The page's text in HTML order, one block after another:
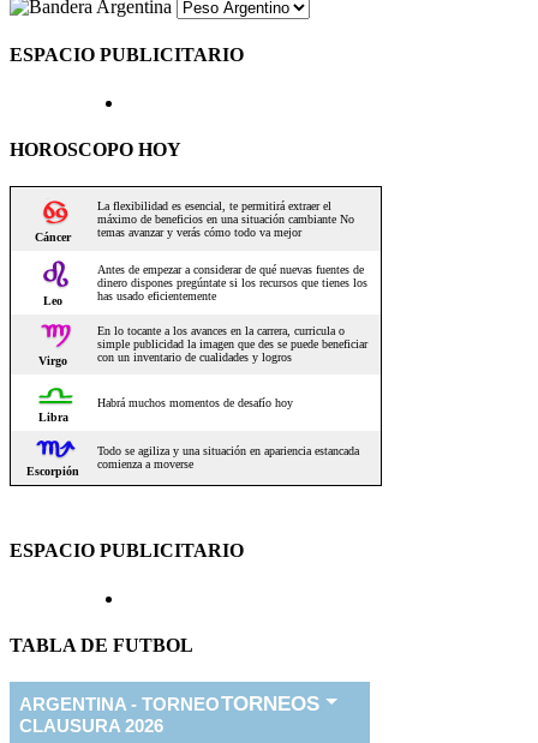
ESPACIO PUBLICITARIO
HOROSCOPO HOY
ESPACIO PUBLICITARIO
TABLA DE FUTBOL